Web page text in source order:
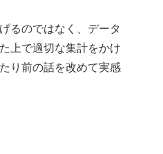
るのではなく、データ
上で適切な集計をかけ
り前の話を改めて実感